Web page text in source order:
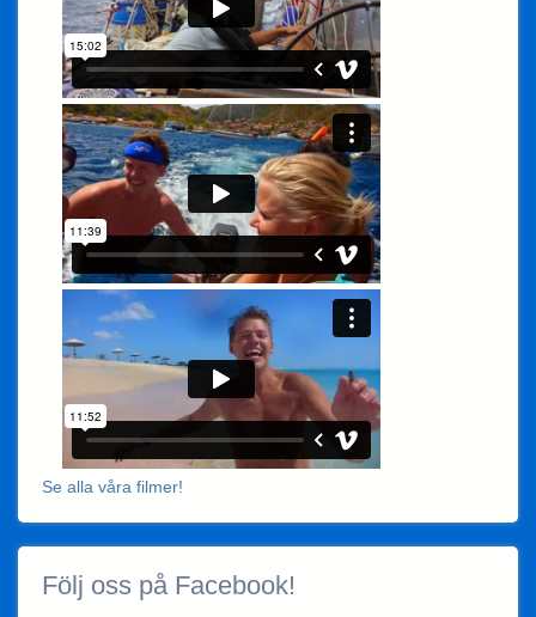
Se alla våra filmer!
Följ oss på Facebook!